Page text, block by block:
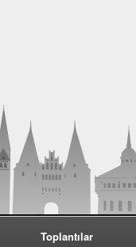
Toplantılar